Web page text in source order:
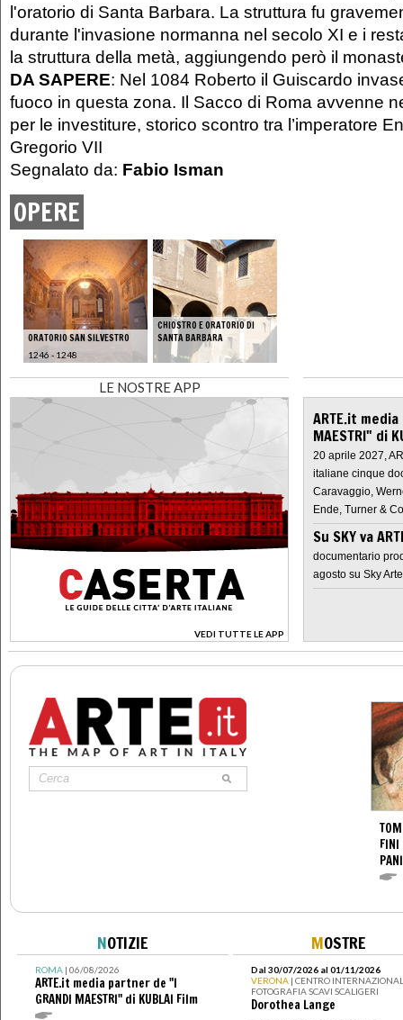
l'oratorio di Santa Barbara. La struttura fu
durante l'invasione normanna nel secolo XI e i
la struttura della metà, aggiungendo però il
DA SAPERE: Nel 1084 Roberto il Guiscardo
fuoco in questa zona. Il Sacco di Roma avvenne
per le investiture, storico scontro tra l’imperatore
Gregorio VII
Segnalato da: Fabio Isman
OPERE
ORATORIO SAN SILVESTRO
1246 - 1248
CHIOSTRO E ORATORIO DI
SANTA BARBARA
LE NOSTRE APP
VEDI TUTTE LE APP
>
ARTE.it
MAESTRI" di
20 aprile 2027,
italiane cinque
Caravaggio,
Ende, Turner &
Su SKY va
documentario
agosto su Sky Arte
FINI
NOTIZIE
ROMA| 06/08/2026
ARTE.it media partner de "I
GRANDI MAESTRI" di KUBLAI Film
MOSTRE
Dal 30/07/2026 al 01/11/2026
VERONA | CENTRO
FOTOGRAFIA SCAVI SCALIGERI
Dorothea Lange